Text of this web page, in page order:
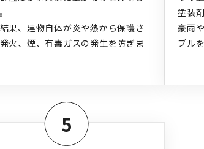
果、建物自体が炎や熱から保護さ
火、煙、有毒ガスの発生を防ぎま
塗装
豪雨
ブル
5